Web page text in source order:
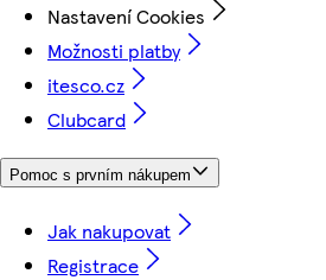
Nastavení Cookies
Možnosti platby
itesco.cz
Clubcard
Pomoc s prvním nákupem
Jak nakupovat
Registrace